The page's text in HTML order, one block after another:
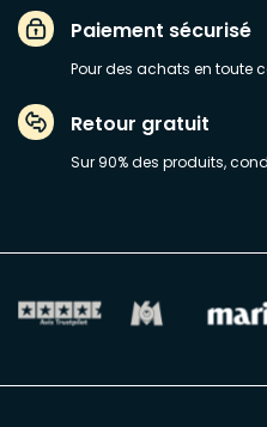
Paiement sécurisé
Pour des achats en toute
Retour gratuit
Sur 90% des produits,